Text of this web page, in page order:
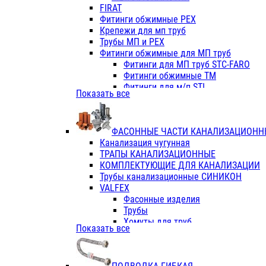
Фитинги ПП белые
Фитинги ПП белые
Фитинги ППс металл.белые
VALFEX
Трубы PE-RT
Трубы ПП водопровод белые
Трубы ПП водопровод серые
Трубы армированные
Трубы армированные
Фитинги с металл. серые
Фитинги ПП (серые)
Фитинги ПП белые
Краны
Фитинги ПП (белые)
Фитинги ПП с металлом белые
ПК КОНТУР
Краны полипропиленовые
Трубы полипропиленивые
FIRAT
Фитинги обжимные PEX
Крепежи для мп труб
Трубы МП и PEX
Фитинги обжимные для МП труб
Фитинги для МП труб STC-FARO
Фитинги обжимные ТМ
Фитинги для м/п STI
Фитинги для МП труб TITAN
TK
VALFEX
Показать все
ФАСОННЫЕ ЧАСТИ
Канализация чугунная
ТРАПЫ КАНАЛИЗАЦИОННЫЕ
КОМПЛЕКТУЮЩИЕ ДЛЯ КАНАЛИЗАЦИИ
Трубы канализационные СИНИКОН
VALFEX
Фасонные изделия
Трубы
Хомуты для труб
ПВХ (стройполимер)
Показать все